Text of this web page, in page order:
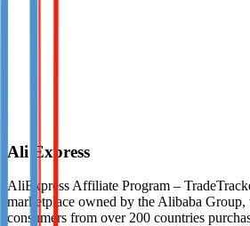
Ali Express
AliExpress Affiliate Program –
marketplace owned by the Alibaba
consumers from over 200 countries